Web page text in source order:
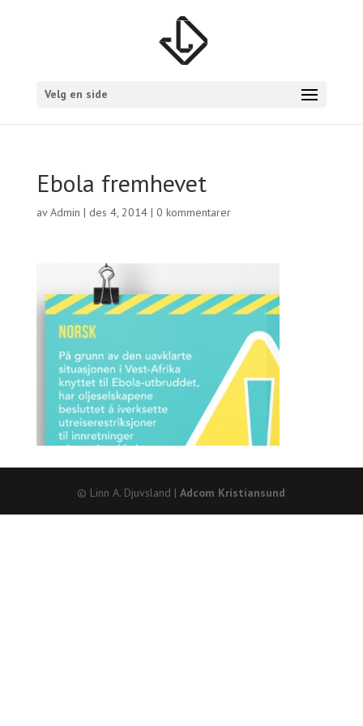
Velg en side
Ebola fremhevet
avAdmin | des 4, 2014| 0 kommentarer
© Linn A. Djuvsland |Adcom Kristiansund